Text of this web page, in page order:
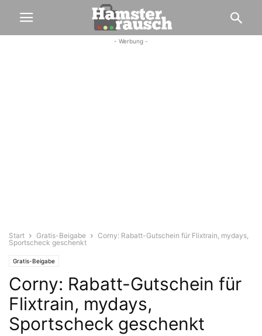
- Werbung -
Start Gratis-Beigabe
Corny: Rabatt-Gutschein für Flixtrain, mydays,
Sportscheck geschenkt
Gratis-Beigabe
Corny: Rabatt-Gutschein für
Flixtrain, mydays,
Sportscheck geschenkt